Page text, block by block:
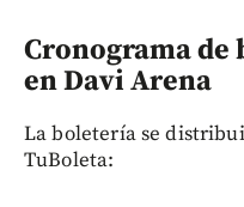
Cronograma de
en Davi Arena
La boletería se
TuBoleta: